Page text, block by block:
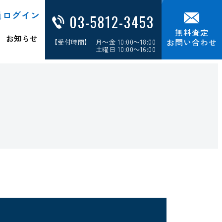
グイン
お知らせ
03-5812-3453
【受付時間】 月～金 10:00～18:00
土曜日 10:00～16:00
無料査定
お問い合わせ